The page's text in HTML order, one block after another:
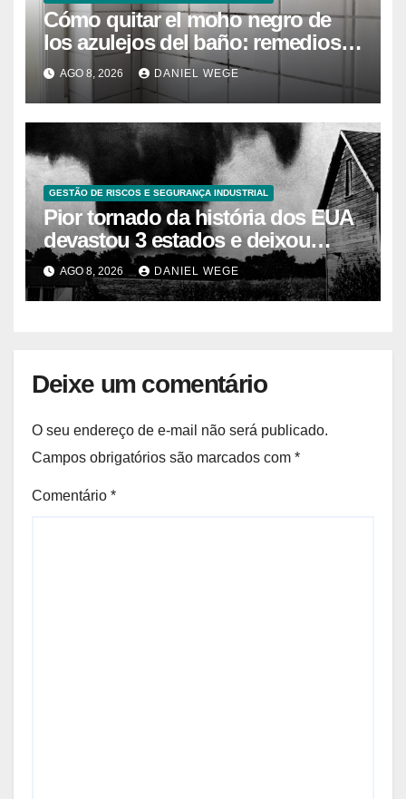
Cómo quitar el moho negro de
los azulejos del baño: remedios
caseros efectivos
AGO 8, 2026 DANIEL WEGE
GESTÃO DE RISCOS E SEGURANÇA INDUSTRIAL
Pior tornado da história dos EUA
devastou 3 estados e deixou
centenas de mortos
AGO 8, 2026 DANIEL WEGE
Deixe um comentário
O seu endereço de e-mail não será publicado.
Campos obrigatórios são marcados com *
Comentário *